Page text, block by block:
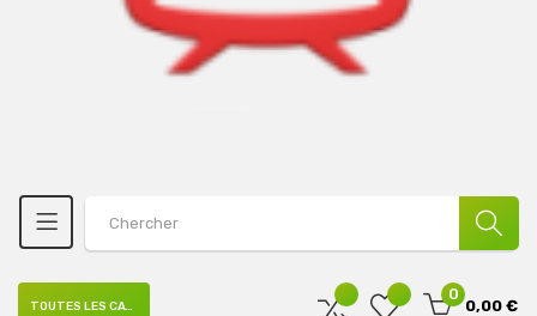
0
0,00 €
TOUTES LES CATÉGORIES